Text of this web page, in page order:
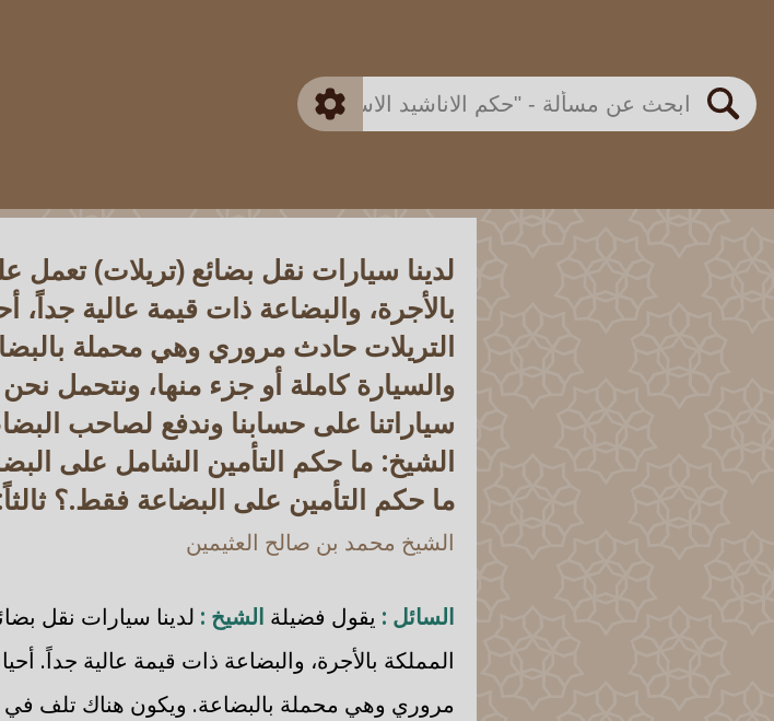
بحث
اللجنة الدائمة
متقدم
لدينا سيارات نقل بضائع (تريلات) تعمل
بالأجرة، والبضاعة ذات قيمة عالية جداً،
التريلات حادث مروري وهي محملة
والسيارة كاملة أو جزء منها، ونتحمل
سياراتنا على حسابنا وندفع لصاحب
الشيخ: ما حكم التأمين الشامل على
ما حكم التأمين على البضاعة فقط.؟
الشيخ محمد بن صالح العثيمين
السائل : يقول فضيلة الشيخ : لدينا سيارات نقل
المملكة بالأجرة، والبضاعة ذات قيمة عالية جداً.
مروري وهي محملة بالبضاعة. ويكون هناك تلف في